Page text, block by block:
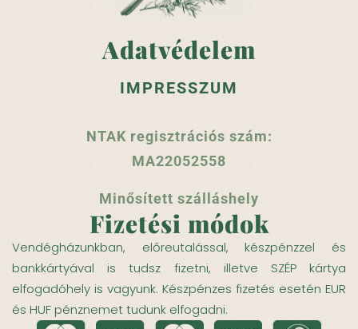
Adatvédelem
IMPRESSZUM
NTAK regisztrációs szám:
MA22052558
Minősített szálláshely
Fizetési módok
Vendégházunkban, előreutalással, készpénzzel és
bankkártyával is tudsz fizetni, illetve SZÉP kártya
elfogadóhely is vagyunk. Készpénzes fizetés esetén EUR
és HUF pénznemet tudunk elfogadni.